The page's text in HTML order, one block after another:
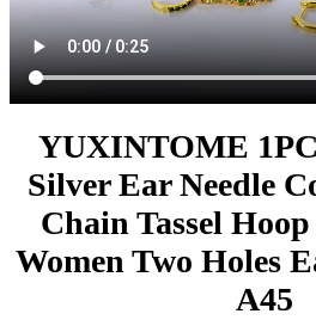
YUXINTOME
Silver Ear Needle
Chain Tassel
Women Two Holes
A45